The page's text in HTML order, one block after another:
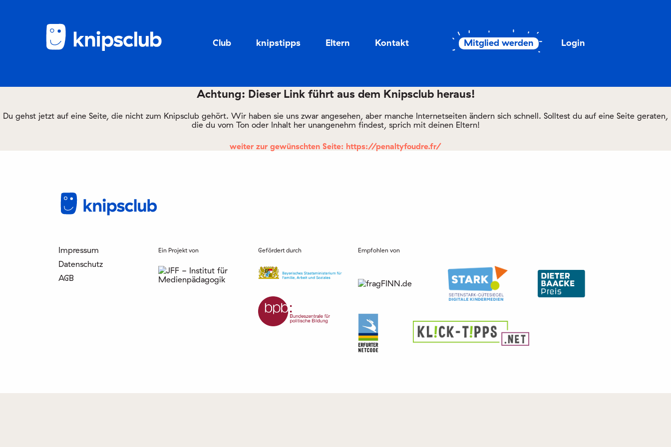
Club knipstipps Eltern Kontakt Mitglied werden Login
Achtung: Dieser Link führt aus dem Knipsclub heraus!
Du gehst jetzt auf eine Seite, die nicht zum Knipsclub gehört. Wir haben sie uns zwar angesehen, aber manche Internetseiten ändern sich schnell. Solltest du auf eine Seite geraten,
die du vom Ton oder Inhalt her unangenehm findest, sprich mit deinen Eltern!
weiter zur gewünschten Seite: https://penaltyfoudre.fr/
Impressum
Datenschutz
AGB
Ein Projekt von Gefördert durch Empfohlen von